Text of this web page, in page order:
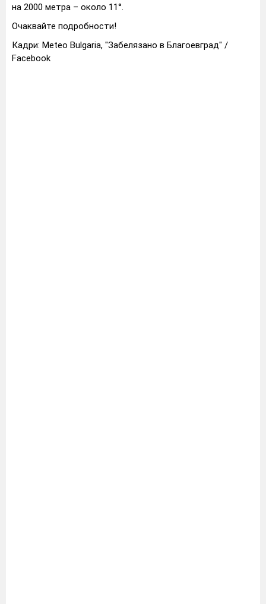
на 2000 метра – около 11°.
Очаквайте подробности!
Кадри: Meteo Bulgaria, "Забелязано в Благоевград" /
Facebook